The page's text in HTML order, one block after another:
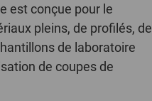
est conçue pour le
pleins, de profilés, de
de laboratoire
de coupes de